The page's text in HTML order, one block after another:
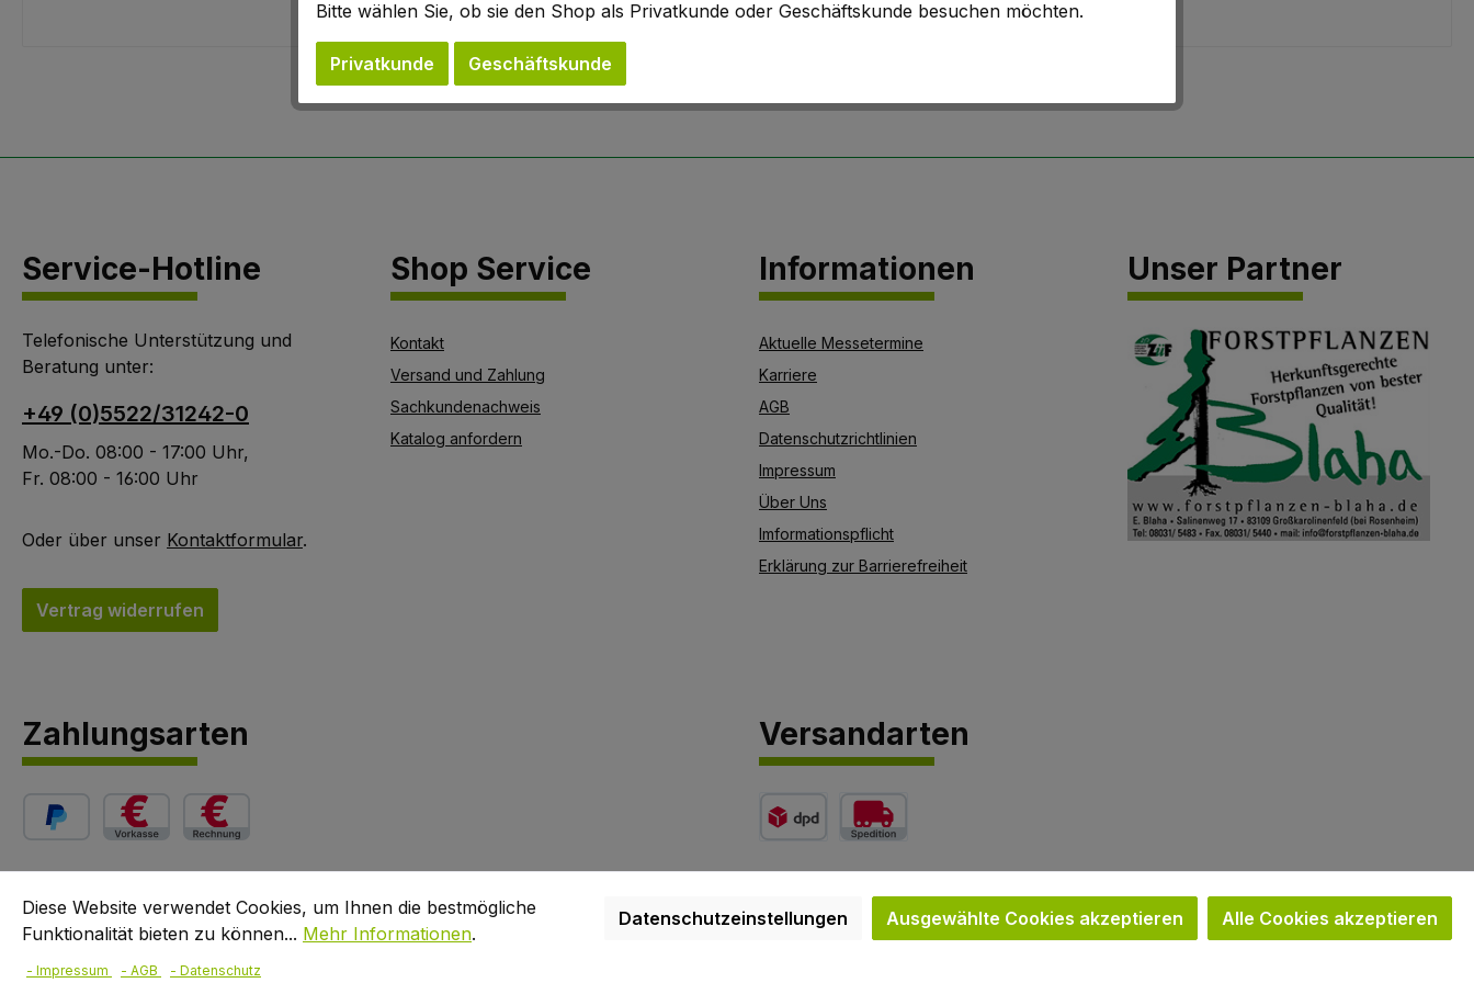
Service-Hotline
Telefonische Unterstützung und
Beratung unter:
+49 (0)5522/31242-0
Mo.-Do. 08:00 - 17:00 Uhr,
Fr. 08:00 - 16:00 Uhr
Oder über unser Kontaktformular.
Vertrag widerrufen
Shop Service
Kontakt
Versand und Zahlung
Sachkundenachweis
Katalog anfordern
Informationen
Aktuelle Messetermine
Karriere
AGB
Datenschutzrichtlinien
Impressum
Über Uns
Imformationspflicht
Erklärung zur Barrierefreiheit
Unser Partner
Zahlungsarten Versandarten
Alle Preise exkl. gesetzl. Mehrwertsteuer zzgl.
und ggf. Nachnahmegebühren, wenn nicht anders angegeben.
Diese Website verwendet Cookies, um Ihnen die bestmögliche
Funktionalität bieten zu können... Mehr Informationen.
Datenschutzeinstellungen Ausgewählte Cookies akzeptieren Alle Cookies akzeptieren
- Impressum - AGB - Datenschutz
Bitte wählen Sie, ob sie den Shop als Privatkunde oder Geschäftskunde besuchen möchten.
Privatkunde Geschäftskunde